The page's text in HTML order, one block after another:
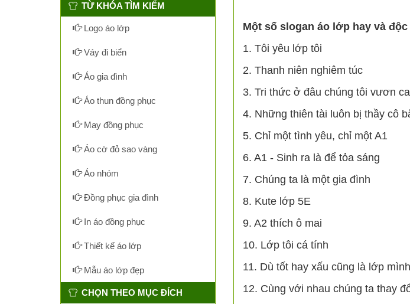
Một số slogan áo lớp hay và
1. Tôi yêu lớp tôi
2. Thanh niên nghiêm túc
3. Tri thức ở đâu chúng tôi vươn
4. Những thiên tài luôn bị thầy cô
5. Chỉ một tình yêu, chỉ một A1
6. A1 - Sinh ra là để tỏa sáng
7. Chúng ta là một gia đình
8. Kute lớp 5E
9. A2 thích ô mai
10. Lớp tôi cá tính
11. Dù tốt hay xấu cũng là lớp mình
12. Cùng với nhau chúng ta thay
TỪ KHÓA TÌM KIẾM
Logo áo lớp
Váy đi biển
Áo gia đình
Áo thun đồng phục
May đồng phục
Áo cờ đỏ sao vàng
Áo nhóm
Đồng phục gia đình
In áo đồng phục
Thiết kế áo lớp
Mẫu áo lớp đẹp
CHỌN THEO MỤC ĐÍCH